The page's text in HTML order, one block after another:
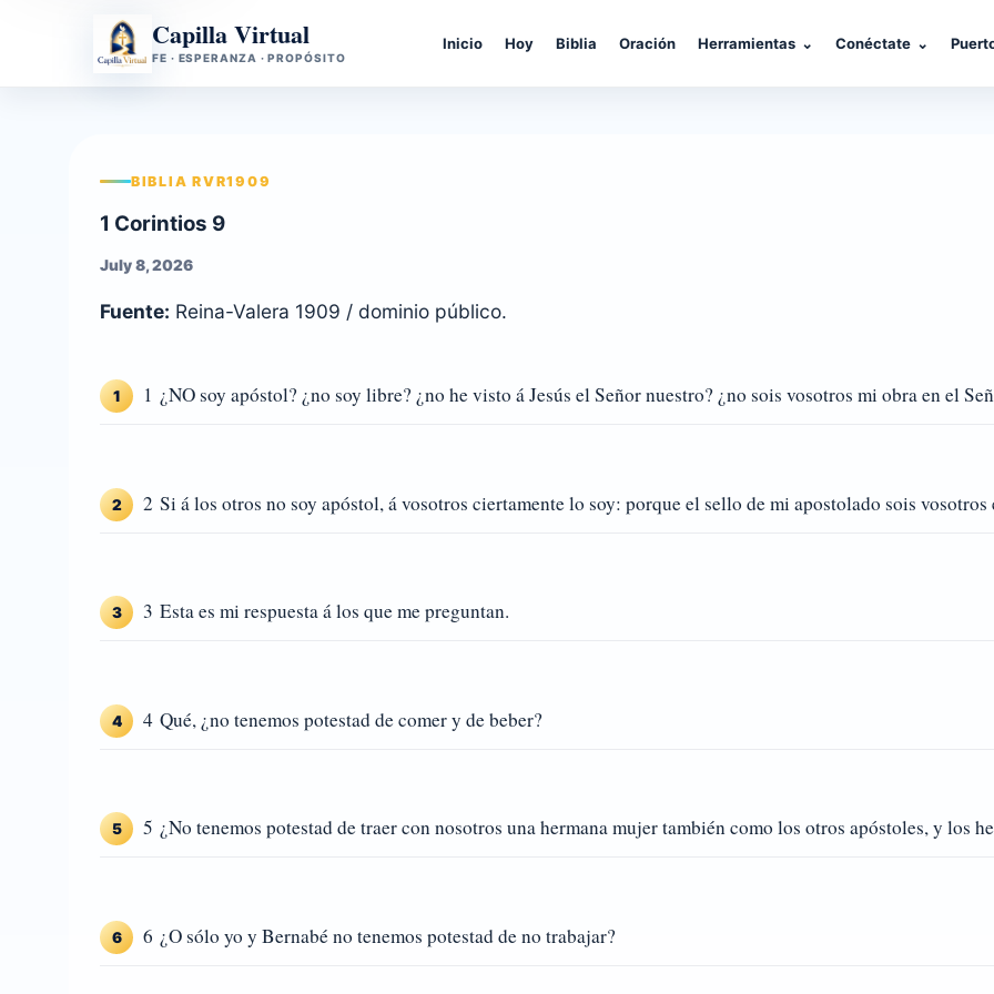
Capilla Virtual
FE · ESPERANZA · PROPÓSITO
Inicio Hoy Biblia Oración Herramientas ⌄ Conéctate ⌄
BIBLIA RVR1909
1 Corintios 9
July 8, 2026
Fuente: Reina-Valera 1909 / dominio público.
1 1 ¿NO soy apóstol? ¿no soy libre? ¿no he visto á Jesús el Señor nuestro? ¿no sois vosotros mi obra en el
2 2 Si á los otros no soy apóstol, á vosotros ciertamente lo soy: porque el sello de mi apostolado sois vosotros
3 3 Esta es mi respuesta á los que me preguntan.
4 4 Qué, ¿no tenemos potestad de comer y de beber?
5 5 ¿No tenemos potestad de traer con nosotros una hermana mujer también como los otros apóstoles, y los
6 6 ¿O sólo yo y Bernabé no tenemos potestad de no trabajar?